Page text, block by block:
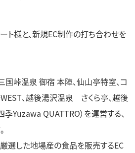
ト様と、新規EC制作の打ち合わせを
国峠温泉 御宿 本陣、仙山亭特室、コ
、越後湯沢温泉 さくら亭、越後
季Yuzawa QUATTRO）を運営する、
選した地場産の食品を販売するEC